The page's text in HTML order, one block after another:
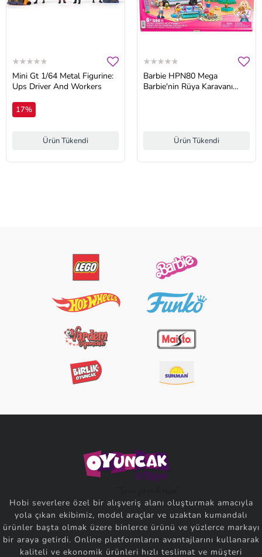
Mini Gt 1/64 Metal Figurine:
Ups Driver And Workers
17%
Ürün Tükendi
Barbie HPN80 Mega
Barbie'nin Rüya Karavanı
Ürün Tükendi
Hobi severlere özel bir alışveriş alanı oluşturmak amacıyla
yola çıkan ekibimiz, model araçlar ve uzaktan kumandalı
ürünler başta olmak üzere binlerce ürünü ve yüzlerce markayı
bir araya getirdi. Online platformların avantajlarını kullanarak
kaliteli ve ekonomik ürünleri hızlı teslimat ve müşteri